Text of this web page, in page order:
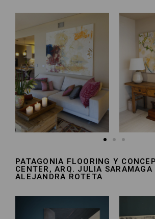
PATAGONIA FLOORING Y
CENTER, ARQ. JULIA SARAMAGA
ALEJANDRA ROTETA